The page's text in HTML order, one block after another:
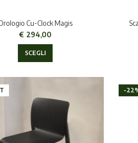
Cu-Clock Magis
€ 294,00
SCEGLI
-